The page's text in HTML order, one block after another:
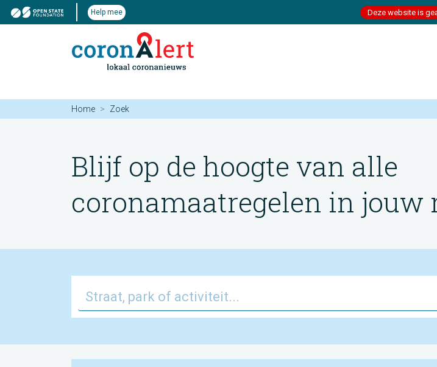
Help mee Deze website is
Home Zoek
Blijf op de hoogte van alle
coronamaatregelen in jouw